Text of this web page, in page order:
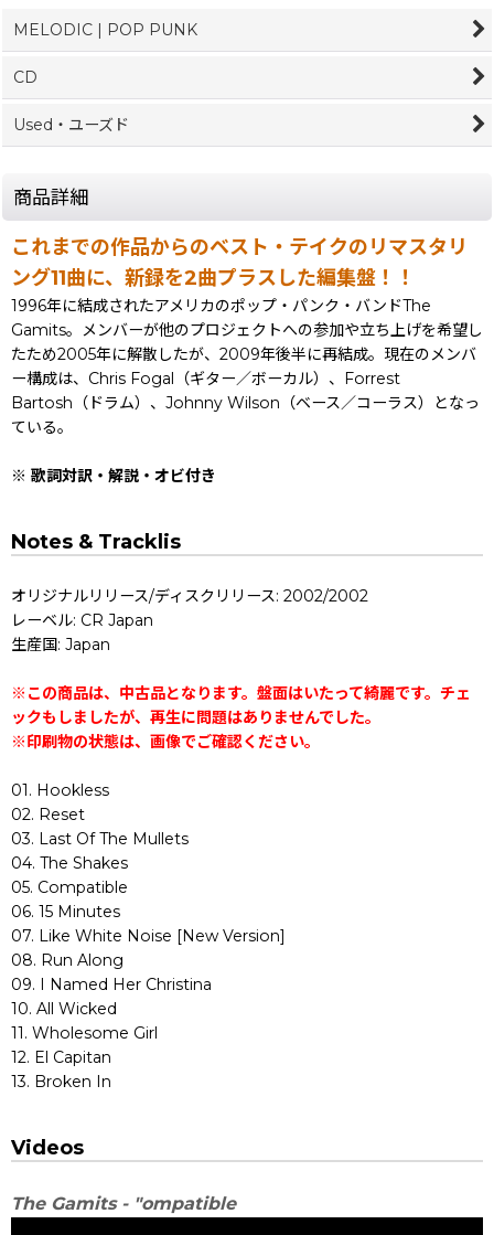
MELODIC | POP PUNK
CD
Used・ユーズド
商品詳細
これまでの作品からのベスト・テイクのリマスタリ
ング11曲に、新録を2曲プラスした編集盤！！
1996年に結成されたアメリカのポップ・パンク・バンドThe
Gamits。メンバーが他のプロジェクトへの参加や立ち上げを希望し
たため2005年に解散したが、2009年後半に再結成。現在のメンバ
ー構成は、Chris Fogal（ギター／ボーカル）、Forrest
Bartosh（ドラム）、Johnny Wilson（ベース／コーラス）となっ
ている。
※ 歌詞対訳・解説・オビ付き
Notes & Tracklis
オリジナルリリース/ディスクリリース: 2002/2002
レーベル: CR Japan
生産国: Japan
※この商品は、中古品となります。盤面はいたって綺麗です。チェ
ックもしましたが、再生に問題はありませんでした。
※印刷物の状態は、画像でご確認ください。
01. Hookless
02. Reset
03. Last Of The Mullets
04. The Shakes
05. Compatible
06. 15 Minutes
07. Like White Noise [New Version]
08. Run Along
09. I Named Her Christina
10. All Wicked
11. Wholesome Girl
12. El Capitan
13. Broken In
Videos
The Gamits - "ompatible